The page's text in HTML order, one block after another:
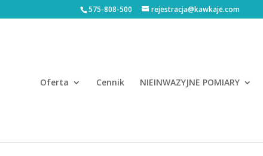
575-808-500 rejestracja@kawkaje.com
Oferta Cennik NIEINWAZYJNE POMIARY